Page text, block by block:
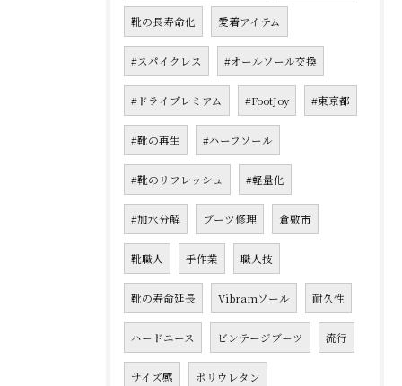
靴の長寿命化 愛着アイテム
#スパイクレス #オールソール交換
#ドライプレミアム #FootJoy #東京都
#靴の再生 #ハーフソール
#靴のリフレッシュ #軽量化
#加水分解 ブーツ修理 倉敷市
靴職人 手作業 職人技
靴の寿命延長 Vibramソール 耐久性
ハードユース ビンテージブーツ 流行
サイズ感 ポリウレタン